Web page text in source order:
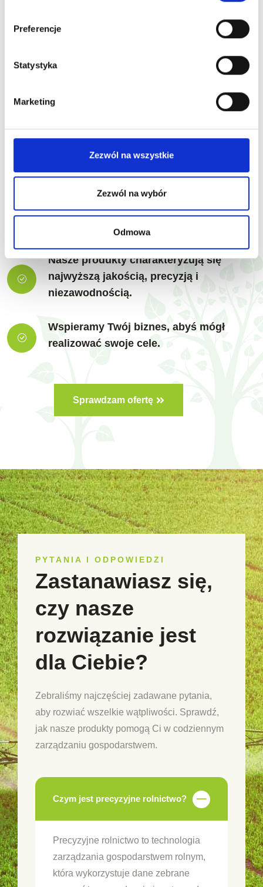
Preferencje
Statystyka
Marketing
Zezwól na wszystkie
Zezwól na wybór
Odmowa
Precyzyjna Inwestycja W
Przyszłość Twojego
każdego klienta.
Oferujemy kompleksowe wsparcie na
każdym etapie zakupu – od analizy
potrzeb po wybór odpowiedniego
Nasze produkty charakteryzują się
najwyższą jakością, precyzją i
niezawodnością.
Wspieramy Twój biznes, abyś mógł
realizować swoje cele.
Sprawdzam ofertę
PYTANIA I ODPOWIEDZI
Zastanawiasz się,
czy nasze
rozwiązanie jest
dla Ciebie?
Zebraliśmy najczęściej zadawane pytania,
aby rozwiać wszelkie wątpliwości. Sprawdź,
jak nasze produkty pomogą Ci w codziennym
zarządzaniu gospodarstwem.
Czym jest precyzyjne rolnictwo?
Precyzyjne rolnictwo to technologia
zarządzania gospodarstwem rolnym,
która wykorzystuje dane zebrane